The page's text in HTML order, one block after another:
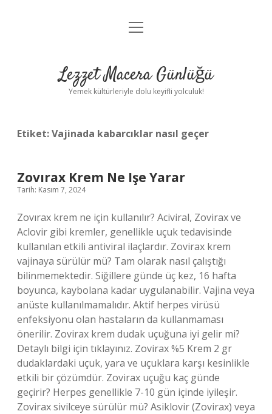
Anasayfa
Yasal Uyarı
menüyü
Lezzet Macera Günlüğü
Yemek kültürleriyle dolu keyifli yolculuk!
Etiket:Vajinada kabarcıklar nasıl geçer
Zovırax Krem Ne Işe Yarar
Tarih: Kasım 7, 2024
Zovırax krem ne için kullanılır? Aciviral, Zovirax ve
Aclovir gibi kremler, genellikle uçuk tedavisinde
kullanılan etkili antiviral ilaçlardır. Zovirax krem
vajinaya sürülür mü? Tam olarak nasıl çalıştığı
bilinmemektedir. Siğillere günde üç kez, 16 hafta
boyunca, kaybolana kadar uygulanabilir. Vajina veya
anüste kullanılmamalıdır. Aktif herpes virüsü
enfeksiyonu olan hastaların da kullanmaması
önerilir. Zovirax krem dudak uçuğuna iyi gelir mi?
Detaylı bilgi için tıklayınız. Zovirax %5 Krem 2 gr
dudaklardaki uçuk, yara ve uçuklara karşı kesinlikle
etkili bir çözümdür. Zovirax uçuğu kaç günde
geçirir? Herpes genellikle 7-10 gün içinde iyileşir.
Zovirax sivilceye sürülür mü? Asiklovir (Zovirax) veya